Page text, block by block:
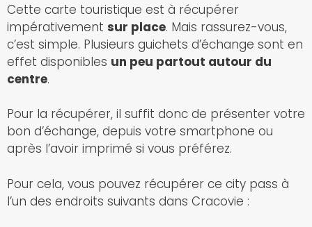
Cette carte touristique est à récupérer
impérativement sur place. Mais rassurez-vous,
c’est simple. Plusieurs guichets d’échange sont en
effet disponibles un peu partout autour du
centre.
Pour la récupérer, il suffit donc de présenter votre
bon d’échange, depuis votre smartphone ou
après l’avoir imprimé si vous préférez.
Pour cela, vous pouvez récupérer ce city pass à
l’un des endroits suivants dans Cracovie :